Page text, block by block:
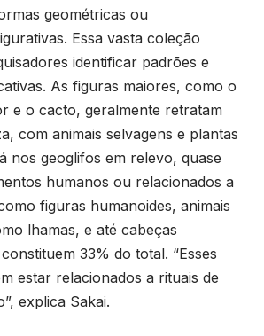
geométricas ou
Essa vasta coleção
identificar padrões e
As figuras maiores, como o
e o cacto, geralmente retratam
com animais selvagens e plantas
nos geoglifos em relevo, quase
humanos ou relacionados a
figuras humanoides, animais
lhamas, e até cabeças
33% do total. “Esses
estar relacionados a rituais de
explica Sakai.